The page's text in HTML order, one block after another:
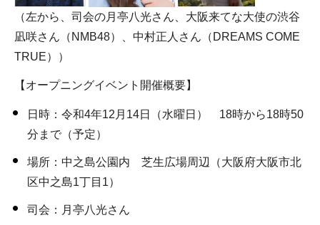
（左から、司会の月亭八光さん、大阪来てな大使の渋谷
凪咲さん（NMB48）、中村正人さん（DREAMS COME
TRUE））
【オープニングイベント開催概要】
日時：令和4年12月14日（水曜日） 18時から18時50
分まで（予定）
場所：中之島公園内 芝生広場周辺（大阪府大阪市北
区中之島1丁目1）
司会：月亭八光さん